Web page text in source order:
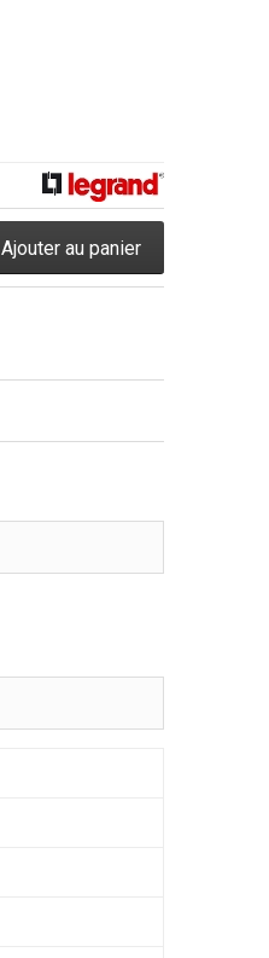
Ajouter au panier